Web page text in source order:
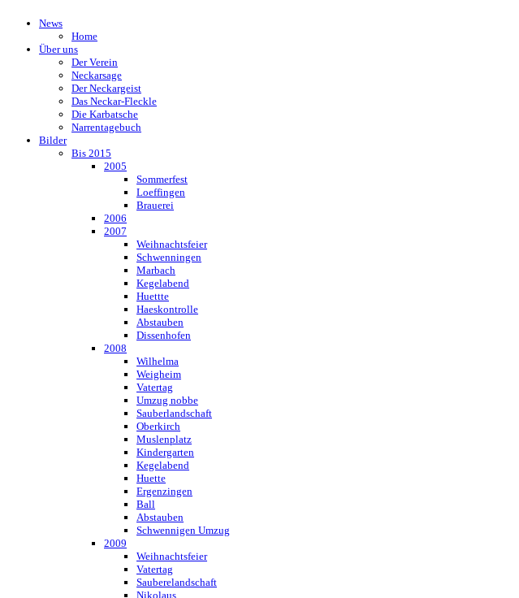
News
Home
Über uns
Der Verein
Neckarsage
Der Neckargeist
Das Neckar-Fleckle
Die Karbatsche
Narrentagebuch
Bilder
Bis 2015
2005
Sommerfest
Loeffingen
Brauerei
2006
2007
Weihnachtsfeier
Schwenningen
Marbach
Kegelabend
Huettte
Haeskontrolle
Abstauben
Dissenhofen
2008
Wilhelma
Weigheim
Vatertag
Umzug nobbe
Sauberlandschaft
Oberkirch
Muslenplatz
Kindergarten
Kegelabend
Huette
Ergenzingen
Ball
Abstauben
Schwennigen Umzug
2009
Weihnachtsfeier
Vatertag
Sauberelandschaft
Nikolaus